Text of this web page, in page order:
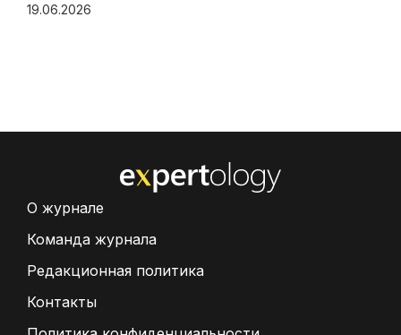
19.06.2026
О журнале
Команда журнала
Редакционная политика
Контакты